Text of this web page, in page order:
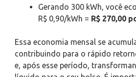
Gerando 300 kWh, você
R$ 0,90/kWh = R$ 270,00
Essa economia mensal se
contribuindo para o rápido
e, após esse período,